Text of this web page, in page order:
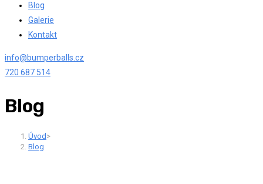
Blog
Galerie
Kontakt
info@bumperballs.cz
720 687 514
Blog
Úvod >
Blog